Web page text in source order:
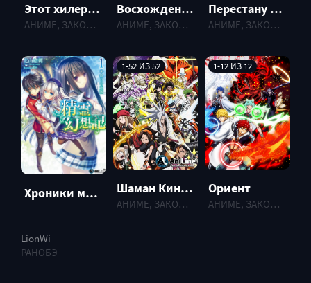
Этот хилер меня бесит! (2022)
АНИМЕ, ЗАКОНЧЕННЫЕ , 2022 г.
Восхождение героя щита [ТВ-2] (2022)
АНИМЕ, ЗАКОНЧЕННЫЕ , 2022 г.
Перестану быть героем (2022)
АНИМЕ, ЗАКОНЧЕННЫЕ , 2022 г.
Хроники мифического духа [Ранобэ]
LionWi
РАНОБЭ
1-52 ИЗ 52
Шаман Кинг (2021)
АНИМЕ, ЗАКОНЧЕННЫЕ , 2021 г.
1-12 ИЗ 12
Ориент
АНИМЕ, ЗАКОНЧЕННЫЕ , 2022 г.